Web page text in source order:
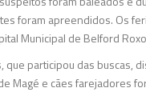
foram apreendidos. Os
Municipal de Belford
que participou das buscas,
Magé e cães farejadores